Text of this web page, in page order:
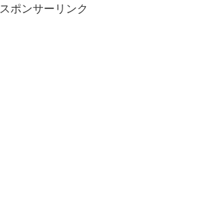
スポンサーリンク